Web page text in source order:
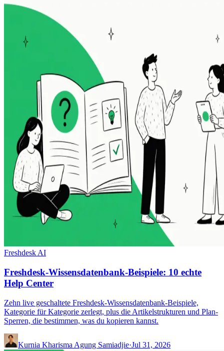
Freshdesk AI
Freshdesk-Wissensdatenbank-Beispiele: 10 echte
Help Center
Zehn live geschaltete Freshdesk-Wissensdatenbank-Beispiele,
Kategorie für Kategorie zerlegt, plus die Artikelstrukturen und Plan-
Sperren, die bestimmen, was du kopieren kannst.
Kurnia Kharisma Agung Samiadjie·Jul 31, 2026